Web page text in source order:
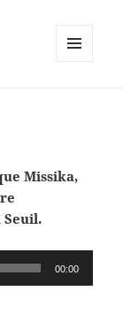
Missika,
Seuil.
00:00